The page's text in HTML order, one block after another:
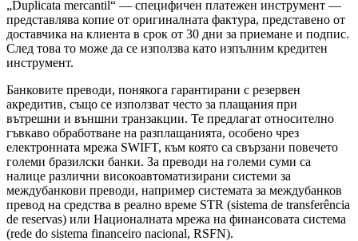
„Duplicata mercantil“ — специфичен платежен инструмент —
представлява копие от оригиналната фактура, представено от
доставчика на клиента в срок от 30 дни за приемане и подпис.
След това то може да се използва като изпълним кредитен
инструмент.
Банковите преводи, понякога гарантирани с резервен
акредитив, също се използват често за плащания при
вътрешни и външни транзакции. Те предлагат относително
гъвкаво обработване на разплащанията, особено чрез
електронната мрежа SWIFT, към която са свързани повечето
големи бразилски банки. За преводи на големи суми са
налице различни високоавтоматизирани системи за
междубанкови преводи, например системата за междубанков
превод на средства в реално време STR (sistema de transferência
de reservas) или Националната мрежа на финансовата система
(rede do sistema financeiro nacional, RSFN).